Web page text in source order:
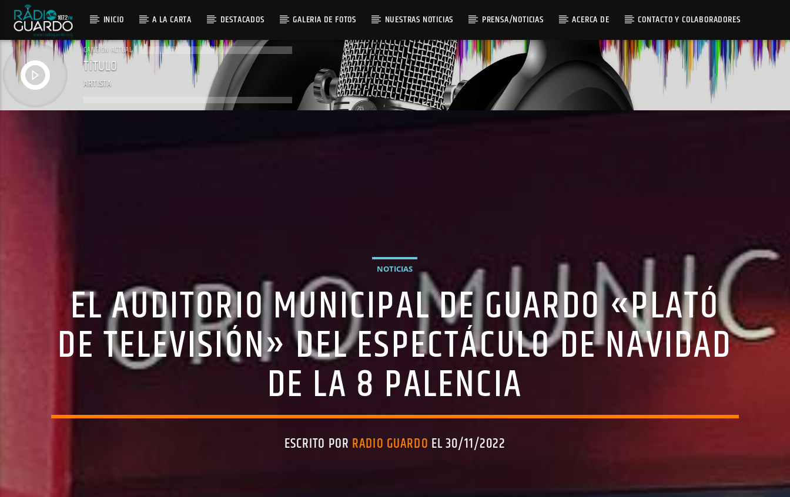
INICIO A LA CARTA DESTACADOS GALERIA DE FOTOS NUESTRAS NOTICIAS PRENSA/NOTICIAS ACERCA DE CONTACTO Y COLABORADORES
CANCIÓN ACTUAL
TÍTULO
ARTISTA
NOTICIAS
EL AUDITORIO MUNICIPAL DE GUARDO «PLATÓ
DE TELEVISIÓN» DEL ESPECTÁCULO DE NAVIDAD
DE LA 8 PALENCIA
ESCRITO POR RADIO GUARDO EL 30/11/2022